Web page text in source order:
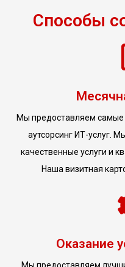
Способы
Мы предоставляем самые
аутсорсинг ИТ-услуг.
качественные услуги и
Наша визитная
Оказание